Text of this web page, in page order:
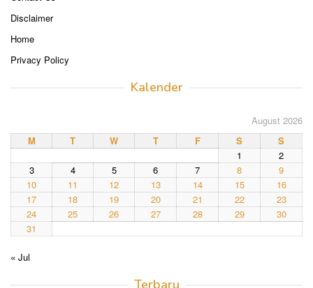
Disclaimer
Home
Privacy Policy
Kalender
August 2026
M
T W T F S
S
1
2
3
4 5 6 7 8
9
10
11 12 13 14 15
16
17
18 19 20 21 22
23
24
25 26 27 28 29
30
31
« Jul
Terbaru